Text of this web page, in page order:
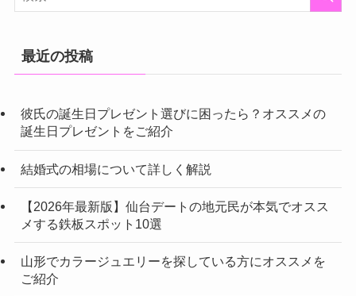
最近の投稿
彼氏の誕生日プレゼント選びに困ったら？オススメの
誕生日プレゼントをご紹介
結婚式の相場について詳しく解説
【2026年最新版】仙台デートの地元民が本気でオスス
メする鉄板スポット10選
山形でカラージュエリーを探している方にオススメを
ご紹介